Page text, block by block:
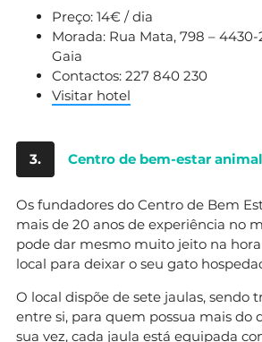
Preço: 14€ / dia
Morada: Rua Mata, 798 –
Gaia
Contactos: 227 840 230
Visitar hotel
3. Centro de bem-estar
Os fundadores do Centro de Bem
mais de 20 anos de experiência no
pode dar mesmo muito jeito na
local para deixar o seu gato
O local dispõe de sete jaulas, sendo
entre si, para quem possua mais do
sua vez, cada jaula está equipada